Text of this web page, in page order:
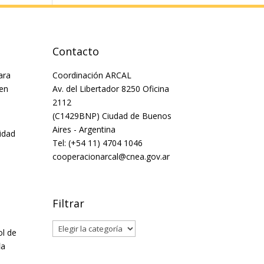
de
Contacto
Coordinación ARCAL
Av. del Libertador 8250 Oficina
2112
(C1429BNP) Ciudad de Buenos
Aires - Argentina
Tel: (+54 11) 4704 1046
cooperacionarcal@cnea.gov.ar
Filtrar
Filtrar